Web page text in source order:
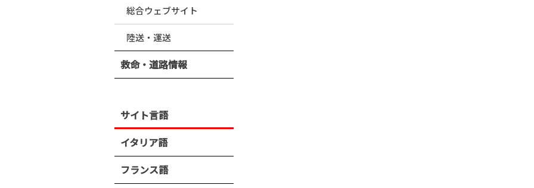
総合ウェブサイト
陸送・運送
救命・道路情報
サイト言語
イタリア語
フランス語